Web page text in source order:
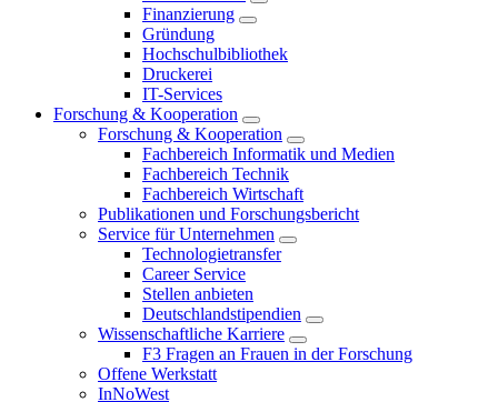
Finanzierung
Gründung
Hochschulbibliothek
Druckerei
IT-Services
Forschung & Kooperation
Forschung & Kooperation
Fachbereich Informatik und Medien
Fachbereich Technik
Fachbereich Wirtschaft
Publikationen und Forschungsbericht
Service für Unternehmen
Technologietransfer
Career Service
Stellen anbieten
Deutschlandstipendien
Wissenschaftliche Karriere
F3 Fragen an Frauen in der Forschung
Offene Werkstatt
InNoWest